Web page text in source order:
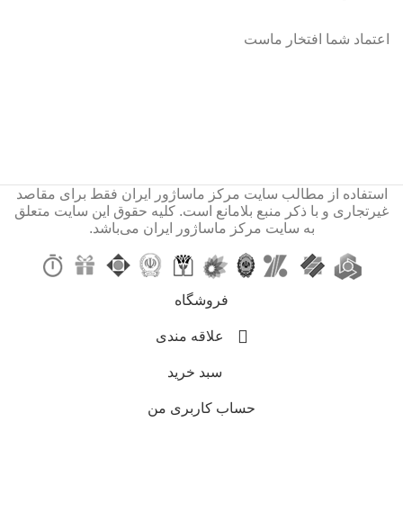
اعتماد شما افتخار ماست
استفاده از مطالب سایت مرکز ماساژور ایران فقط برای مقاصد
غیرتجاری و با ذکر منبع بلامانع است. کلیه حقوق این سایت متعلق
به سایت مرکز ماساژور ایران می‌باشد.
فروشگاه
علاقه مندی
سبد خرید
حساب کاربری من